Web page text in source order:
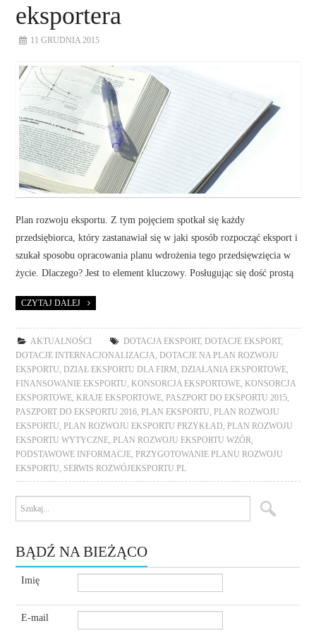
eksportera
11 GRUDNIA 2015
Plan rozwoju eksportu. Z tym pojęciem spotkał się każdy
przedsiębiorca, który zastanawiał się w jaki sposób rozpocząć eksport i
szukał sposobu opracowania planu wdrożenia tego przedsięwzięcia w
życie. Dlaczego? Jest to element kluczowy. Posługując się dość prostą
CZYTAJ DALEJ
AKTUALNOŚCI DOTACJA EKSPORT,DOTACJE EKSPORT,
DOTACJE INTERNACJONALIZACJA,DOTACJE NA PLAN ROZWOJU
EKSPORTU,DZIAŁ EKSPORTU DLA FIRM,DZIAŁANIA EKSPORTOWE,
FINANSOWANIE EKSPORTU,KONSORCJA EKSPORTOWE,KONSORCJA
EKSPORTOWE,KRAJE EKSPORTOWE, PASZPORT DO EKSPORTU 2015,
PASZPORT DO EKSPORTU 2016, PLAN EKSPORTU, PLAN ROZWOJU
EKSPORTU, PLAN ROZWOJU EKSPORTU PRZYKŁAD, PLAN ROZWOJU
EKSPORTU WYTYCZNE, PLAN ROZWOJU EKSPORTU WZÓR,
PODSTAWOWE INFORMACJE, PRZYGOTOWANIE PLANU ROZWOJU
EKSPORTU, SERWIS ROZWÓJEKSPORTU.PL
BĄDŹ NA BIEŻĄCO
Imię
E-mail